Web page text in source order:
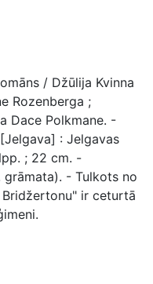
/ Džūlija Kvinna
Rozenberga ;
Dace Polkmane. -
: Jelgavas
; 22 cm. -
- Tulkots no
ir ceturtā